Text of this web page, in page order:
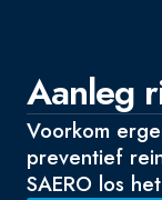
Aanleg
Voorkom
preventief
SAERO los